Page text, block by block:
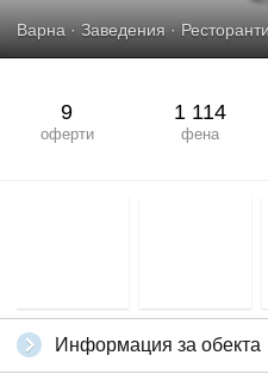
Варна · Заведения ·
9
оферти
1 114
фена
Информация за обекта